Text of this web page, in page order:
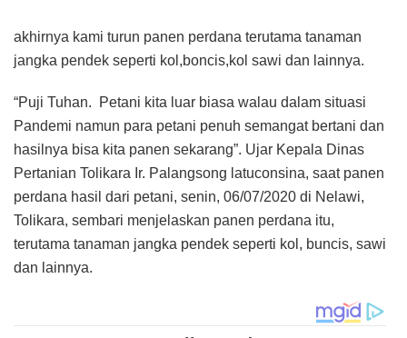
akhirnya kami turun panen perdana terutama tanaman
jangka pendek seperti kol,boncis,kol sawi dan lainnya.
“Puji Tuhan. Petani kita luar biasa walau dalam situasi
Pandemi namun para petani penuh semangat bertani dan
hasilnya bisa kita panen sekarang”. Ujar Kepala Dinas
Pertanian Tolikara Ir. Palangsong latuconsina, saat panen
perdana hasil dari petani, senin, 06/07/2020 di Nelawi,
Tolikara, sembari menjelaskan panen perdana itu,
terutama tanaman jangka pendek seperti kol, buncis, sawi
dan lainnya.